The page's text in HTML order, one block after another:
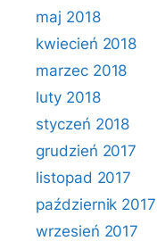
maj 2018
kwiecień 2018
marzec 2018
luty 2018
styczeń 2018
grudzień 2017
listopad 2017
październik 2017
wrzesień 2017